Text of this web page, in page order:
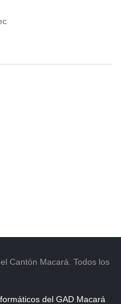
Cantón Macará. Todos los
del GAD Macará